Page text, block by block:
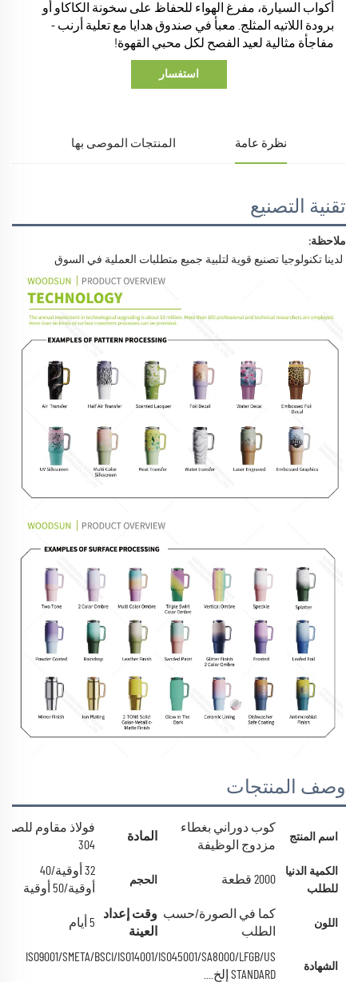
أكواب السيارة، مفرغ الهواء للحفاظ على سخونة الكاكاو أو
برودة اللاتيه المثلج. معبأ في صندوق هدايا مع تعلية أرنب -
مفاجأة مثالية لعيد الفصح لكل محبي القهوة!
استفسار
نظرة عامة المنتجات الموصى بها
تقنية التصنيع
ملاحظة:
لدينا تكنولوجيا تصنيع قوية لتلبية جميع متطلبات العملية في السوق
وصف المنتجات
اسم المنتج
كوب دوراني بغطاء
مزدوج الوظيفة
المادة
فولاذ مقاوم للصدأ
304
الكمية الدنيا
للطلب
2000 قطعة الحجم
32 أوقية/40
أوقية/50 أوقية
اللون
كما في الصورة/حسب
الطلب
وقت إعداد
العينة
5 أيام
الشهادة
ISO9001/SMETA/BSCI/ISO14001/ISO45001/SA8000/LFGB/US
STANDARD إلخ....